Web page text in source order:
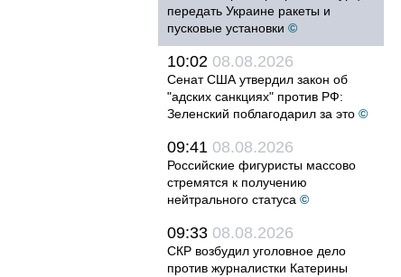
передать Украине ракеты и
пусковые установки ©
10:02 08.08.2026
Сенат США утвердил закон об
"адских санкциях" против РФ:
Зеленский поблагодарил за это ©
09:41 08.08.2026
Российские фигуристы массово
стремятся к получению
нейтрального статуса ©
09:33 08.08.2026
СКР возбудил уголовное дело
против журналистки Катерины